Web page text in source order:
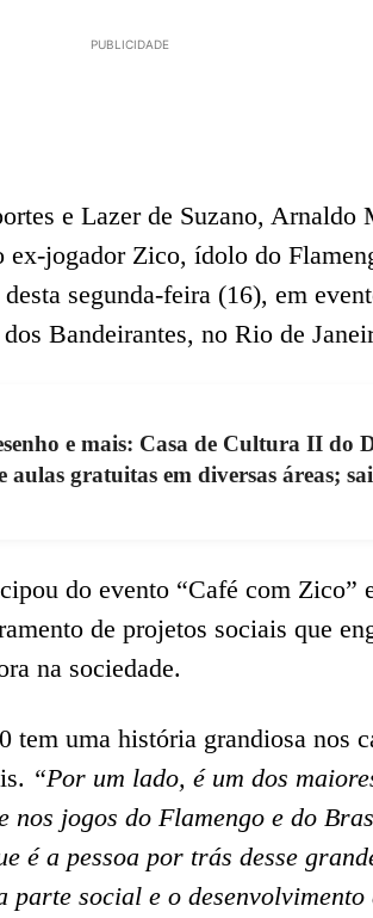
PUBLICIDADE
e Lazer de Suzano, Arnaldo
jogador Zico, ídolo do
segunda-feira (16), em
Bandeirantes, no Rio de
e mais: Casa de Cultura II do
aulas gratuitas em diversas áreas;
do evento “Café com Zico”
de projetos sociais que
na sociedade.
tem uma história grandiosa nos
“Por um lado, é um dos
nos jogos do Flamengo e do
é a pessoa por trás desse
parte social e o